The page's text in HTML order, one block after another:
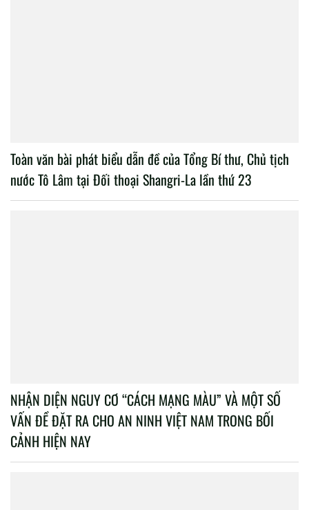
Toàn văn bài phát biểu dẫn đề của Tổng Bí thư, Chủ tịch
nước Tô Lâm tại Đối thoại Shangri-La lần thứ 23
NHẬN DIỆN NGUY CƠ “CÁCH MẠNG MÀU” VÀ MỘT SỐ
VẤN ĐỀ ĐẶT RA CHO AN NINH VIỆT NAM TRONG BỐI
CẢNH HIỆN NAY